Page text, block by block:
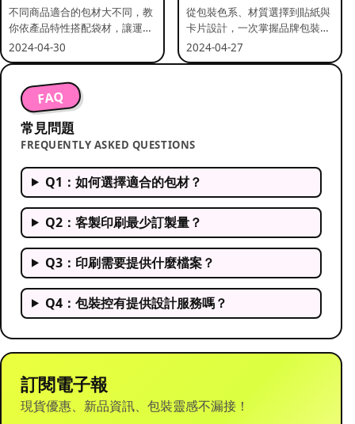
不同商品適合的包材大不同，教
你依產品特性搭配袋材，讓運送
更安全。
2024-04-30
從包裝色系、材質選擇到貼紙與
卡片設計，一次掌握品牌包裝的
關鍵要素。
2024-04-27
FAQ
常見問題
FREQUENTLY ASKED QUESTIONS
Q1：如何選擇適合的包材？
Q2：客製印刷最少訂製量？
Q3：印刷需要提供什麼檔案？
Q4：包裝控有提供設計服務嗎？
訂閱電子報
現貨優惠、新品資訊、包裝靈感不漏接！